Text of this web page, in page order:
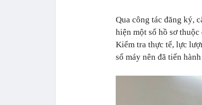
Qua công tác đăng ký,
hiện một số hồ sơ
Kiểm tra thực tế, lực
số máy nên đã tiến